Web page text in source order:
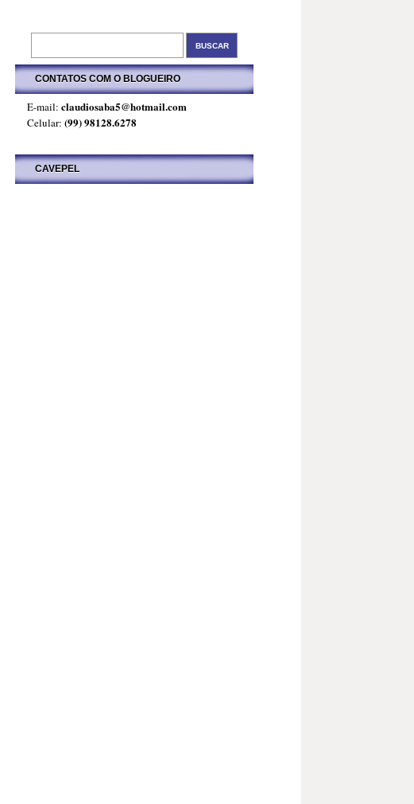
CONTATOS COM O BLOGUEIRO
E-mail: claudiosaba5@hotmail.com
Celular: (99) 98128.6278
CAVEPEL